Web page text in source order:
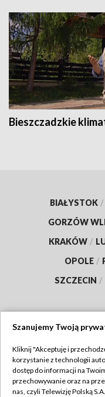
Bieszczadzkie
BIAŁYSTOK /
GORZÓW
KRAKÓW /
OPOLE /
SZCZECIN /
Abonament TVP
Szanujemy Twoją
Kliknij "Akceptuję i
korzystanie z technologii
dostęp do informacji na
przechowywanie oraz na
nas, czyli Telewizję Polską